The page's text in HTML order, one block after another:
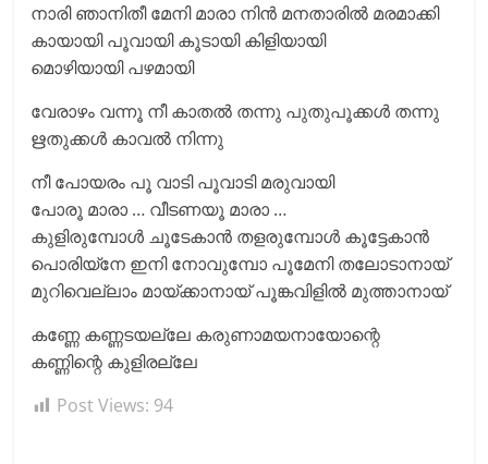
നാരി ഞാനിതീ മേനി മാരാ നിൻ മനതാരിൽ മരമാക്കി
കായായി പൂവായി കൂടായി കിളിയായി
മൊഴിയായി പഴമായി
വേരാഴം വന്നൂ നീ കാതൽ തന്നു പുതുപൂക്കൾ തന്നു
ഋതുക്കൾ കാവൽ നിന്നു
നീ പോയരം പൂ വാടി പൂവാടി മരുവായി
പോരൂ മാരാ … വീടണയൂ മാരാ …
കുളിരുമ്പോൾ ചൂടേകാൻ തളരുമ്പോൾ കൂട്ടേകാൻ
പൊരിയ്നേ ഇനി നോവുമ്പോ പൂമേനി തലോടാനായ്
മുറിവെല്ലാം മായ്ക്കാനായ് പൂങ്കവിളിൽ മുത്താനായ്
കണ്ണേ കണ്ണടയല്ലേ കരുണാമയനായോന്റെ
കണ്ണിന്റെ കുളിരല്ലേ
Post Views: 94